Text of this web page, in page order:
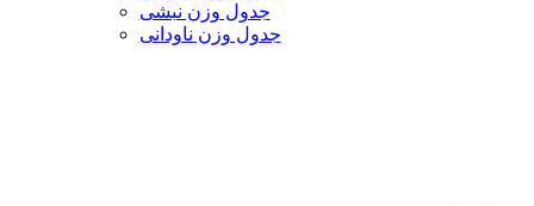
جدول وزن نبشی
جدول وزن ناودانی